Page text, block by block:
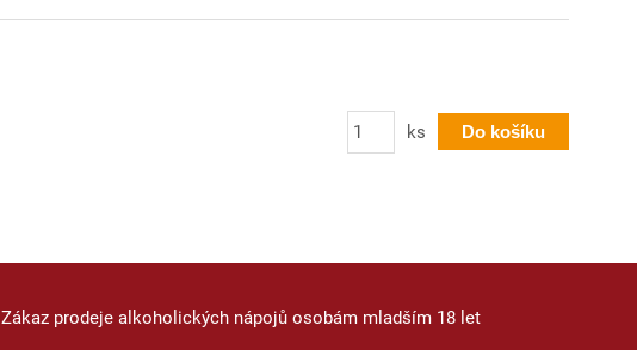
Počet ks Do košíku
Zákaz prodeje alkoholických nápojů osobám mladším 18 let